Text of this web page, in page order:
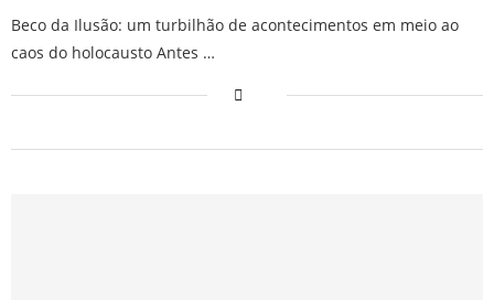
Beco da Ilusão: um turbilhão de acontecimentos em meio ao
caos do holocausto Antes …